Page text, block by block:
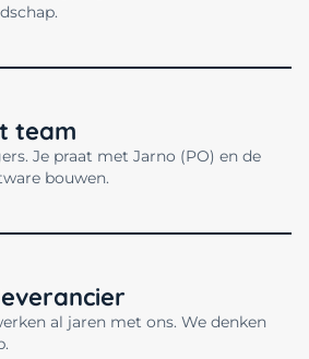
team
Je praat met Jarno (PO) en de
bouwen.
al jaren met ons. We denken